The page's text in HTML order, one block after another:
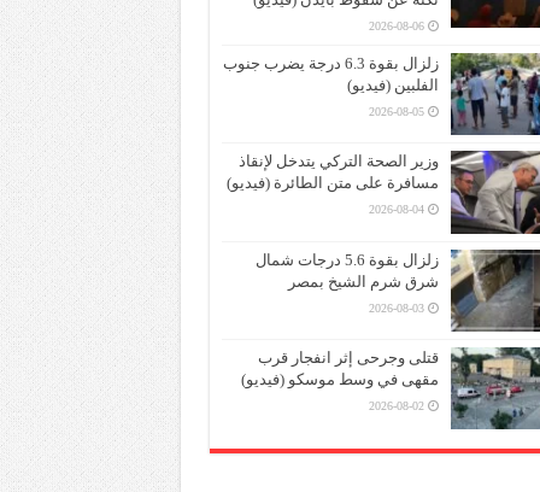
2026-08-06
زلزال بقوة 6.3 درجة يضرب جنوب
الفلبين (فيديو)
2026-08-05
وزير الصحة التركي يتدخل لإنقاذ
مسافرة على متن الطائرة (فيديو)
2026-08-04
زلزال بقوة 5.6 درجات شمال
شرق شرم الشيخ بمصر
2026-08-03
قتلى وجرحى إثر انفجار قرب
مقهى في وسط موسكو (فيديو)
2026-08-02